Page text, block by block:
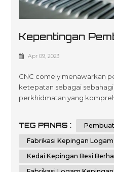
Kepentingan
Lembaran
Apr 09, 2023
CNC comely menawarkan
ketepatan sebagai
perkhidmatan yang
berkualiti dengan teknologi
ketepatan tertinggi dalam
TEG PANAS :
Fabrikasi Kepingan
Kedai Kepingan Besi